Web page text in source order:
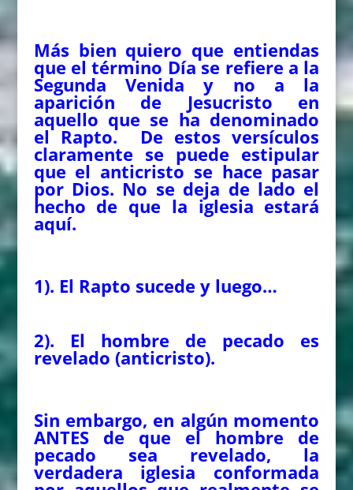
Más bien quiero que entiendas
que el término Día se refiere a la
Segunda Venida y no a la
aparición de Jesucristo en
aquello que se ha denominado
el Rapto. De estos versículos
claramente se puede estipular
que el anticristo se hace pasar
por Dios. No se deja de lado el
hecho de que la iglesia estará
aquí.
1). El Rapto sucede y luego…
2). El hombre de pecado es
revelado (anticristo).
Sin embargo, en algún momento
ANTES de que el hombre de
pecado sea revelado, la
verdadera iglesia conformada